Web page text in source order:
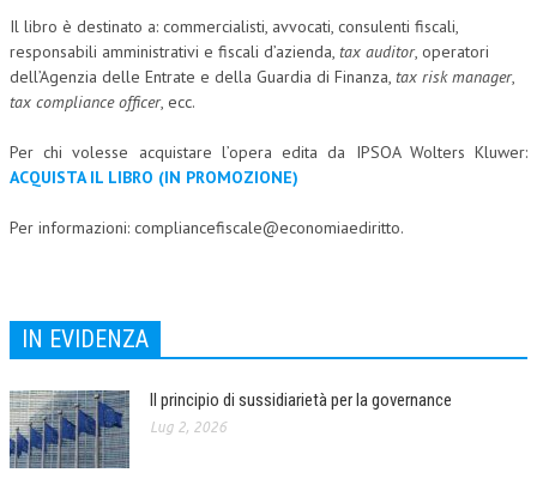
DIRITTO DELLE IMPRESE IN CRISI
CRIMINOLOGIA E CRIMINALISTICA
SICUREZZA SUL LAVORO
FISCO
CRIMINOLOGIA TRIBUTARIA
TRANSFER PRICING
PRASSI
Il libro è destinato a: commercialisti, avvocati, consulenti fiscali,
responsabili amministrativi e fiscali d’azienda, tax auditor, operatori
dell’Agenzia delle Entrate e della Guardia di Finanza, tax risk manager,
tax compliance officer, ecc.
Per chi volesse acquistare l’opera edita da IPSOA Wolters Kluwer:
ACQUISTA IL LIBRO (IN PROMOZIONE)
Per informazioni: compliancefiscale@economiaediritto.
IN EVIDENZA
Il principio di sussidiarietà per la governance
Lug 2, 2026